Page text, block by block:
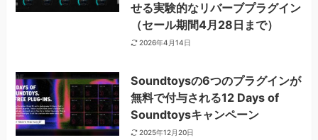
せる実験的なリバーブプラグイン
（セール期間4月28日まで）
2026年4月14日
Soundtoysの6つのプラグインが
無料で付与される12 Days of
Soundtoysキャンペーン
2025年12月20日